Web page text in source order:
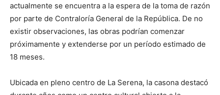
actualmente se encuentra a la espera de la toma de razón
por parte de Contraloría General de la República. De no
existir observaciones, las obras podrían comenzar
próximamente y extenderse por un período estimado de
18 meses.
Ubicada en pleno centro de La Serena, la casona destacó